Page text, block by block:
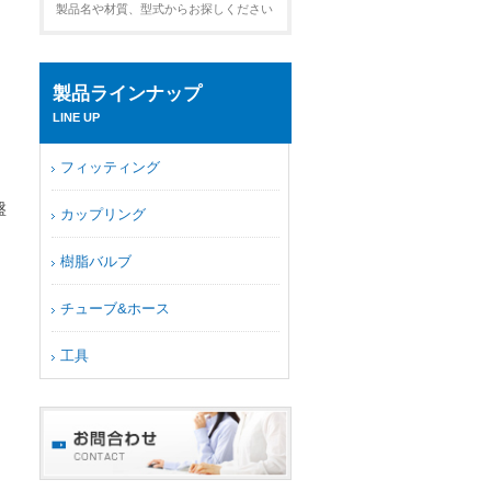
製品名や材質、型式からお探しください
製品ラインナップ
LINE UP
フィッティング
カップリング
樹脂バルブ
チューブ&ホース
工具